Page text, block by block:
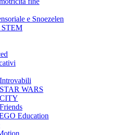
e Snoezelen
STEM
WARS
Education